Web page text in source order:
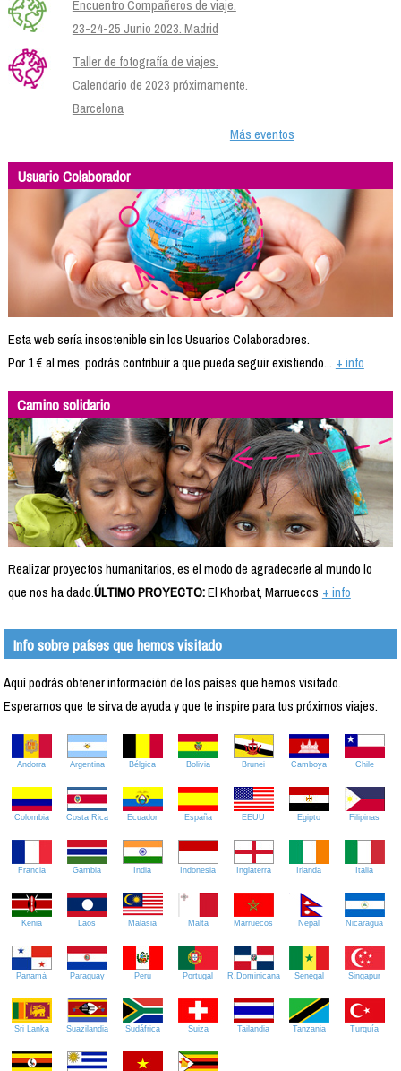
Encuentro Compañeros de viaje.
23-24-25 Junio 2023. Madrid
Taller de fotografía de viajes.
Calendario de 2023 próximamente.
Barcelona
Más eventos
Usuario Colaborador
Esta web sería insostenible sin los Usuarios Colaboradores.
Por 1 € al mes, podrás contribuir a que pueda seguir existiendo... + info
Camino solidario
Realizar proyectos humanitarios, es el modo de agradecerle al mundo lo
que nos ha dado.ÚLTIMO PROYECTO:El Khorbat, Marruecos + info
Info sobre países que hemos visitado
Aquí podrás obtener información de los países que hemos visitado.
Esperamos que te sirva de ayuda y que te inspire para tus próximos viajes.
Andorra Argentina Bélgica Bolivia Brunei Camboya Chile
Colombia Costa Rica Ecuador España EEUU Egipto Filipinas
Francia Gambia India Indonesia Inglaterra Irlanda Italia
Kenia Laos Malasia Malta Marruecos Nepal Nicaragua
Panamá Paraguay Perú Portugal R.Dominicana Senegal Singapur
Sri Lanka Suazilandia Sudáfrica Suiza Tailandia Tanzania Turquía